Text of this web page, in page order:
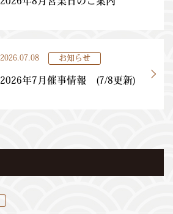
2026.07.08 お知らせ
2026年7月催事情報 (7/8更新)